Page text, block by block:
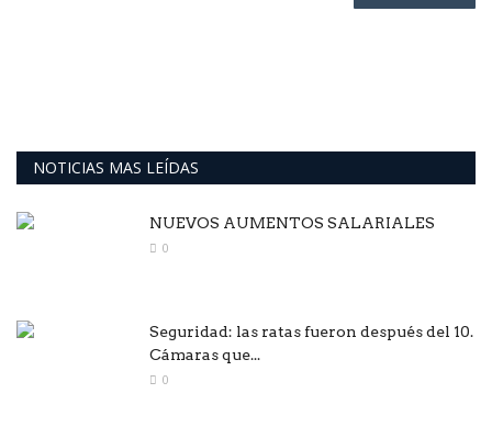
NOTICIAS MAS LEÍDAS
NUEVOS AUMENTOS SALARIALES
0
Seguridad: las ratas fueron después del 10.
Cámaras que...
0